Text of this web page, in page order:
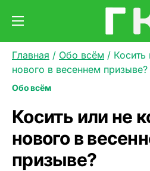
Главная / Обо всём / Косить
нового в весеннем призыве?
Обо всём
Косить или не
нового в
призыве?